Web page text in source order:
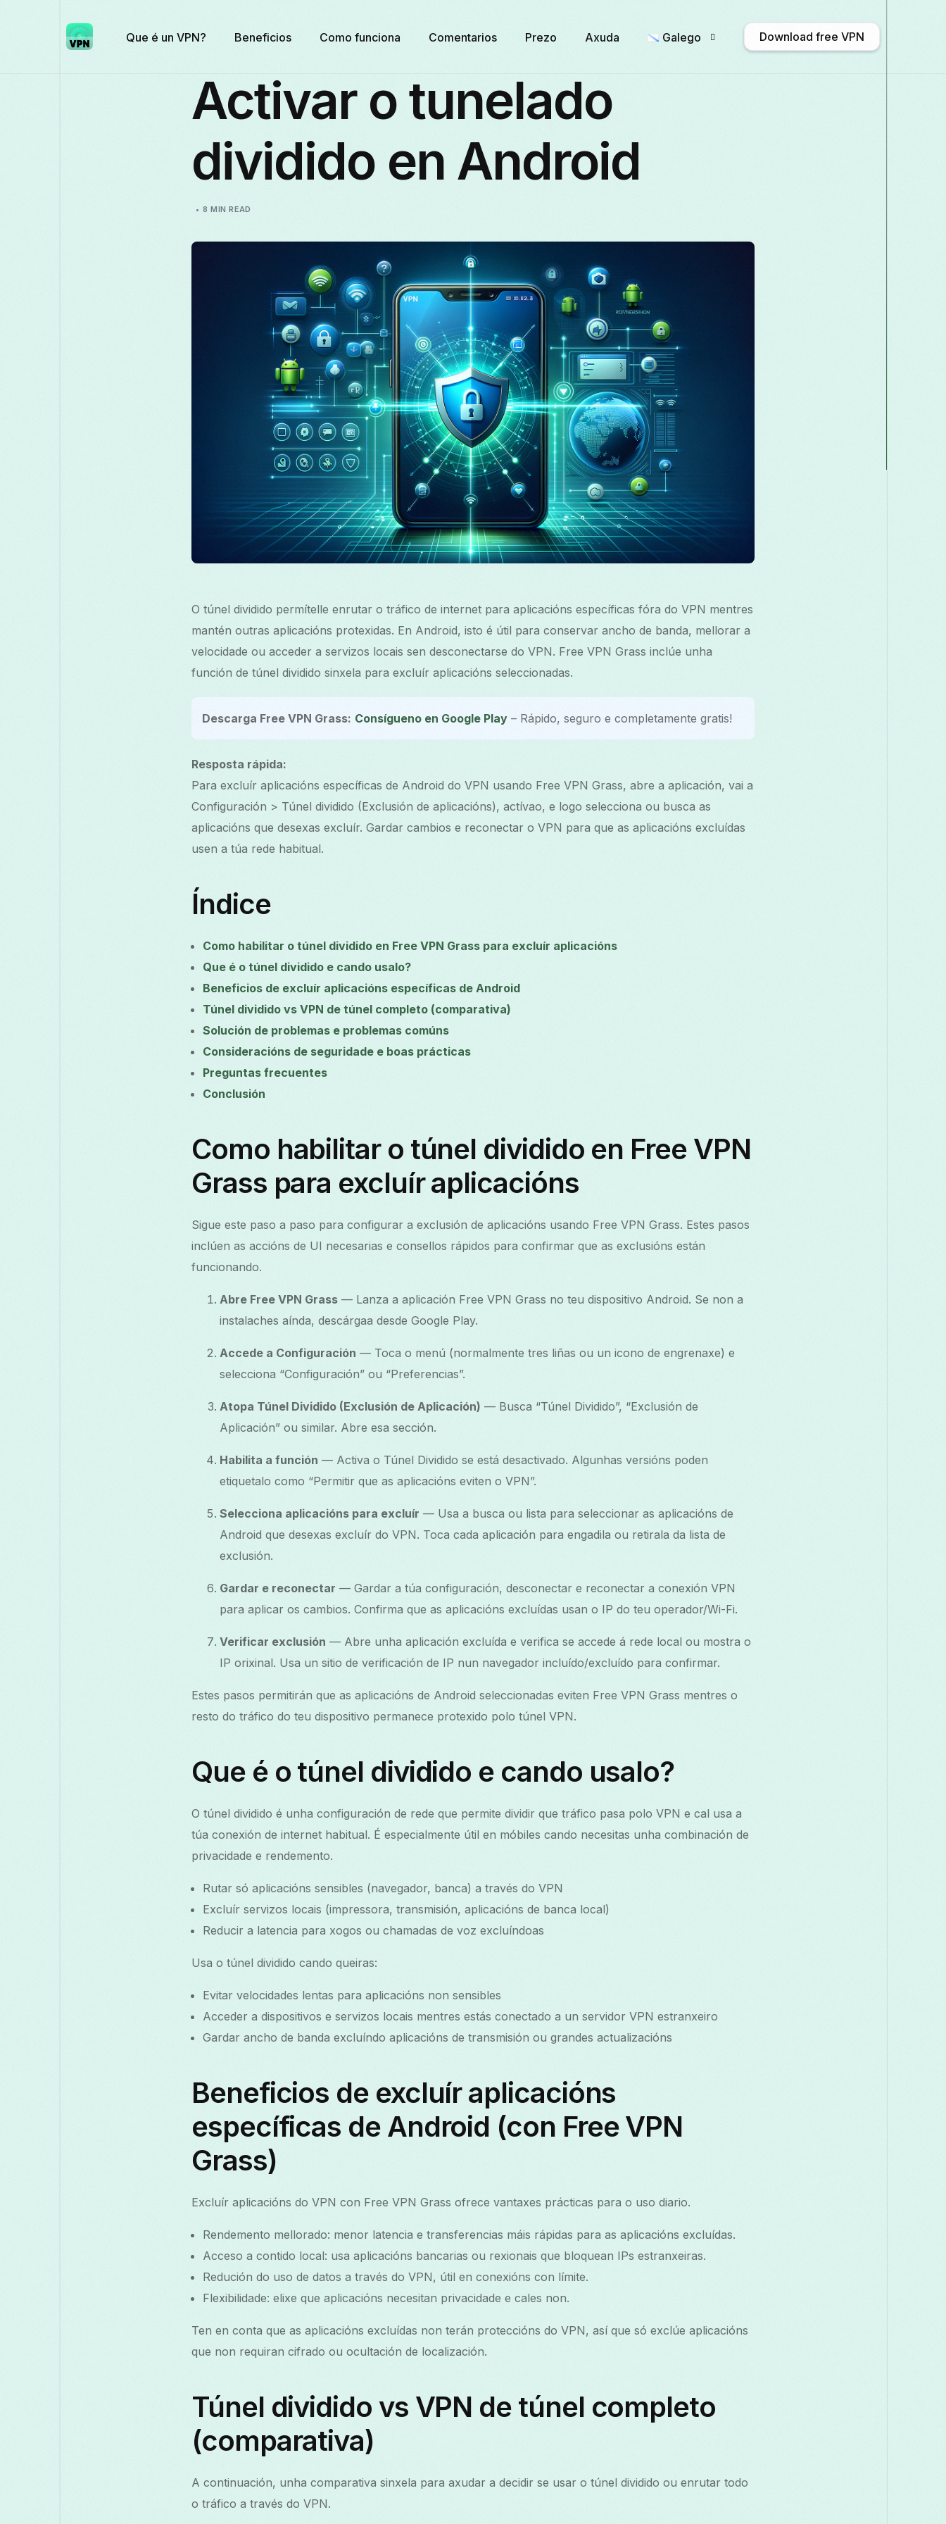
Que é un VPN? Beneficios Como funciona Comentarios Prezo Axuda Galego
Македонски
Română
తెలుగు
Download free VPN
Activar o tunelado
dividido en Android
8 MIN READ
O túnel dividido permítelle enrutar o tráfico de internet para aplicacións específicas fóra do VPN mentres
mantén outras aplicacións protexidas. En Android, isto é útil para conservar ancho de banda, mellorar a
velocidade ou acceder a servizos locais sen desconectarse do VPN. Free VPN Grass inclúe unha
función de túnel dividido sinxela para excluír aplicacións seleccionadas.
Descarga Free VPN Grass: Consígueno en Google Play – Rápido, seguro e completamente gratis!
Resposta rápida:
Para excluír aplicacións específicas de Android do VPN usando Free VPN Grass, abre a aplicación, vai a
Configuración > Túnel dividido (Exclusión de aplicacións), actívao, e logo selecciona ou busca as
aplicacións que desexas excluír. Gardar cambios e reconectar o VPN para que as aplicacións excluídas
usen a túa rede habitual.
Índice
Como habilitar o túnel dividido en Free VPN Grass para excluír aplicacións
Que é o túnel dividido e cando usalo?
Beneficios de excluír aplicacións específicas de Android
Túnel dividido vs VPN de túnel completo (comparativa)
Solución de problemas e problemas comúns
Consideracións de seguridade e boas prácticas
Preguntas frecuentes
Conclusión
Como habilitar o túnel dividido en Free VPN
Grass para excluír aplicacións
Sigue este paso a paso para configurar a exclusión de aplicacións usando Free VPN Grass. Estes pasos
inclúen as accións de UI necesarias e consellos rápidos para confirmar que as exclusións están
funcionando.
Abre Free VPN Grass — Lanza a aplicación Free VPN Grass no teu dispositivo Android. Se non a
instalaches aínda, descárgaa desde Google Play.
Accede a Configuración — Toca o menú (normalmente tres liñas ou un icono de engrenaxe) e
selecciona “Configuración” ou “Preferencias”.
Atopa Túnel Dividido (Exclusión de Aplicación) — Busca “Túnel Dividido”, “Exclusión de
Aplicación” ou similar. Abre esa sección.
Habilita a función — Activa o Túnel Dividido se está desactivado. Algunhas versións poden
etiquetalo como “Permitir que as aplicacións eviten o VPN”.
Selecciona aplicacións para excluír — Usa a busca ou lista para seleccionar as aplicacións de
Android que desexas excluír do VPN. Toca cada aplicación para engadila ou retirala da lista de
exclusión.
Gardar e reconectar — Gardar a túa configuración, desconectar e reconectar a conexión VPN
para aplicar os cambios. Confirma que as aplicacións excluídas usan o IP do teu operador/Wi-Fi.
Verificar exclusión — Abre unha aplicación excluída e verifica se accede á rede local ou mostra o
IP orixinal. Usa un sitio de verificación de IP nun navegador incluído/excluído para confirmar.
Estes pasos permitirán que as aplicacións de Android seleccionadas eviten Free VPN Grass mentres o
resto do tráfico do teu dispositivo permanece protexido polo túnel VPN.
Que é o túnel dividido e cando usalo?
O túnel dividido é unha configuración de rede que permite dividir que tráfico pasa polo VPN e cal usa a
túa conexión de internet habitual. É especialmente útil en móbiles cando necesitas unha combinación de
privacidade e rendemento.
Rutar só aplicacións sensibles (navegador, banca) a través do VPN
Excluír servizos locais (impressora, transmisión, aplicacións de banca local)
Reducir a latencia para xogos ou chamadas de voz excluíndoas
Usa o túnel dividido cando queiras:
Evitar velocidades lentas para aplicacións non sensibles
Acceder a dispositivos e servizos locais mentres estás conectado a un servidor VPN estranxeiro
Gardar ancho de banda excluíndo aplicacións de transmisión ou grandes actualizacións
Beneficios de excluír aplicacións
específicas de Android (con Free VPN
Grass)
Excluír aplicacións do VPN con Free VPN Grass ofrece vantaxes prácticas para o uso diario.
Rendemento mellorado: menor latencia e transferencias máis rápidas para as aplicacións excluídas.
Acceso a contido local: usa aplicacións bancarias ou rexionais que bloquean IPs estranxeiras.
Redución do uso de datos a través do VPN, útil en conexións con límite.
Flexibilidade: elixe que aplicacións necesitan privacidade e cales non.
Ten en conta que as aplicacións excluídas non terán proteccións do VPN, así que só exclúe aplicacións
que non requiran cifrado ou ocultación de localización.
Túnel dividido vs VPN de túnel completo
(comparativa)
A continuación, unha comparativa sinxela para axudar a decidir se usar o túnel dividido ou enrutar todo
o tráfico a través do VPN.